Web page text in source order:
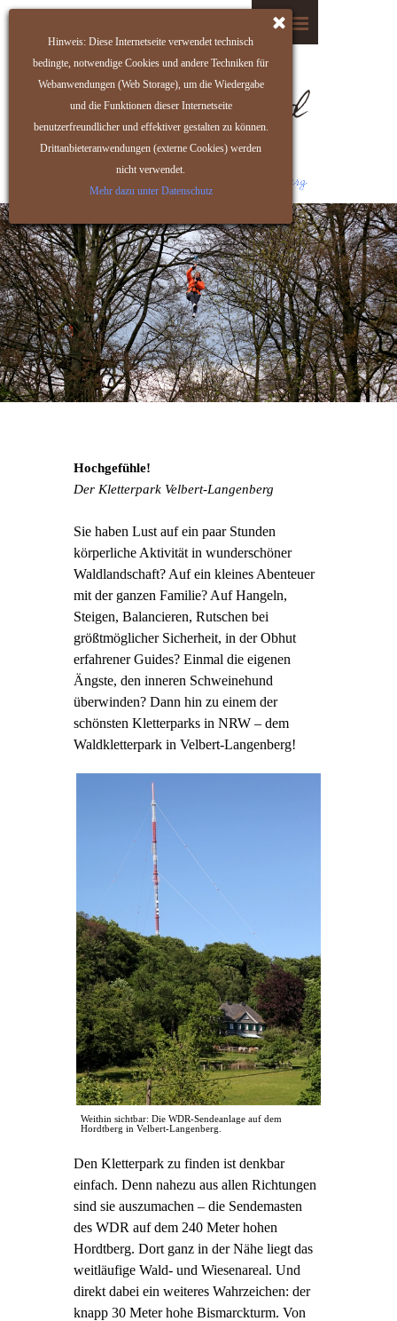
Hochgefühle!
Der Kletterpark Velbert-Langenberg
Sie haben Lust auf ein paar Stunden
körperliche Aktivität in wunderschöner
Waldlandschaft? Auf ein kleines Abenteuer
mit der ganzen Familie? Auf Hangeln,
Steigen, Balancieren, Rutschen bei
größtmöglicher Sicherheit, in der Obhut
erfahrener Guides? Einmal die eigenen
Ängste, den inneren Schweinehund
überwinden? Dann hin zu einem der
schönsten Kletterparks in NRW – dem
Waldkletterpark in Velbert-Langenberg!
Weithin sichtbar: Die WDR-Sendeanlage auf dem
Hordtberg in Velbert-Langenberg.
Den Kletterpark zu finden ist denkbar
einfach. Denn nahezu aus allen Richtungen
sind sie auszumachen – die Sendemasten
des WDR auf dem 240 Meter hohen
Hordtberg. Dort ganz in der Nähe liegt das
weitläufige Wald- und Wiesenareal. Und
direkt dabei ein weiteres Wahrzeichen: der
knapp 30 Meter hohe Bismarckturm. Von
Hinweis: Diese Internetseite verwendet technisch
bedingte, notwendige Cookies und andere Techniken für
Webanwendungen (Web Storage), um die Wiedergabe
und die Funktionen dieser Internetseite
benutzerfreundlicher und effektiver gestalten zu können.
Drittanbieteranwendungen (externe Cookies) werden
nicht verwendet.
Mehr dazu unter Datenschutz